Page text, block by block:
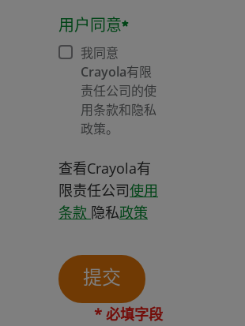
用户同意*
我同意
Crayola有限
责任公司的使
用条款和隐私
政策。
查看Crayola有
限责任公司使用
条款 在新窗口打开
隐私政策
提交
* 必填字段